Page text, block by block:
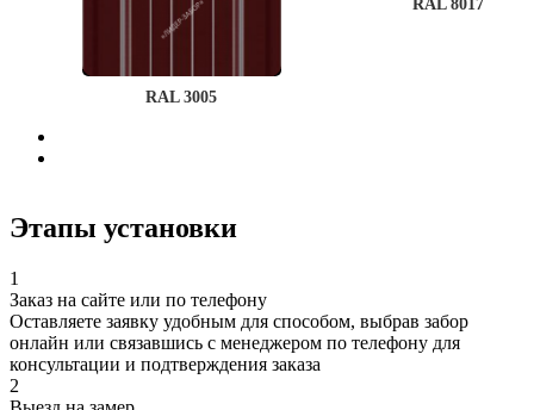
Этапы установки
1
Заказ на сайте или по телефону
Оставляете заявку удобным для способом, выбрав забор
онлайн или связавшись с менеджером по телефону для
консультации и подтверждения заказа
2